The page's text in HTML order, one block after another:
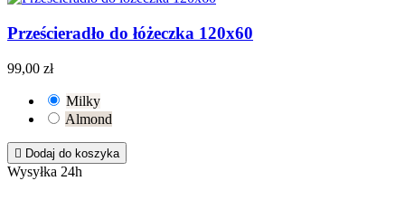
Prześcieradło do łóżeczka 120x60
99,00 zł
Milky
Almond
 Dodaj do koszyka
Wysyłka 24h